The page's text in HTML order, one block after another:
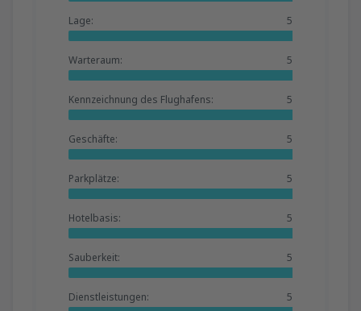
Lage: 5
Warteraum: 5
Kennzeichnung des Flughafens: 5
Geschäfte: 5
Parkplätze: 5
Hotelbasis: 5
Sauberkeit: 5
Dienstleistungen: 5